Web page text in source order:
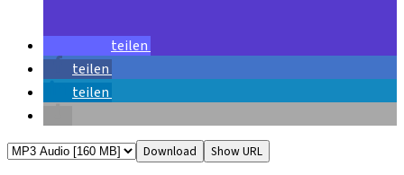
teilen
teilen
teilen
Download Show URL